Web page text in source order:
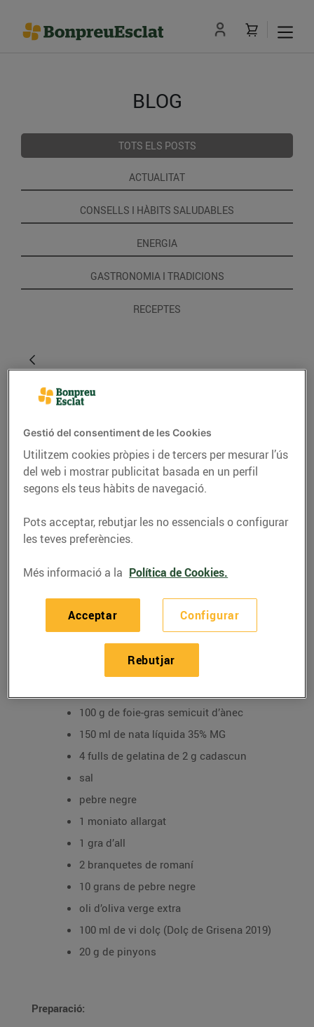
BLOG
TOTS ELS POSTS
ACTUALITAT
CONSELLS I HÀBITS SALUDABLES
ENERGIA
GASTRONOMIA I TRADICIONS
RECEPTES
RECEPTES
Snack de moniato i
foie-gras d'ànec amb
gelatina de vi dolç i
pinyons
03/de desembre/2021
100 g de foie-gras semicuit d’ànec
150 ml de nata líquida 35% MG
4 fulls de gelatina de 2 g cadascun
sal
pebre negre
1 moniato allargat
1 gra d’all
2 branquetes de romaní
10 grans de pebre negre
oli d’oliva verge extra
100 ml de vi dolç (Dolç de Grisena 2019)
20 g de pinyons
Preparació:
Gestió del consentiment de les Cookies
Utilitzem cookies pròpies i de tercers per mesurar l’ús
del web i mostrar publicitat basada en un perfil
segons els teus hàbits de navegació.
Pots acceptar, rebutjar les no essencials o configurar
les teves preferències.
Més informació a la Política de Cookies.
Configurar
Rebutjar
Acceptar